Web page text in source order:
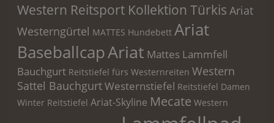
Western Reitsport Kollektion Türkis Ariat
Westerngürtel MATTES Hundebett Ariat
BaseballcapAriat Mattes Lammfell
Bauchgurt Reitstiefel fürs Westernreiten Western
Sattel BauchgurtWesternstiefel Reitstiefel Damen
Winter Reitstiefel Ariat-Skyline Mecate Western